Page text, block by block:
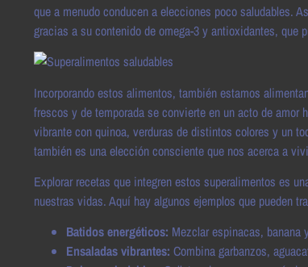
que a menudo conducen a elecciones poco saludables.
gracias a su contenido de omega-3 y antioxidantes, que
Incorporando estos alimentos, también estamos
frescos y de temporada se convierte en un acto de
vibrante con quinoa, verduras de distintos colores y un
también es una elección consciente que nos acerca a
Explorar recetas que integren estos superalimentos es
nuestras vidas. Aquí hay algunos ejemplos que pueden
Batidos energéticos: Mezclar espinacas, banana
Ensaladas vibrantes: Combina garbanzos,